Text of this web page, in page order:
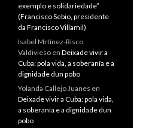
exemplo e solidariedade”
(Francisco Sebio, presidente
da Francisco Villamil)
Isabel Mrtínez-Risco
Valdivieso en Deixade vivir a
Cuba: pola vida, a soberanía e a
dignidade dun pobo
Yolanda Callejo Juanes en
Deixade vivir a Cuba: pola vida,
a soberanía e a dignidade dun
pobo